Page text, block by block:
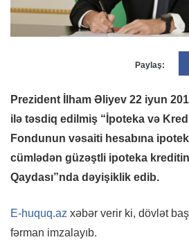
Paylaş:
Prezident İlham Əliyev 22 iyun
ilə təsdiq edilmiş “İpoteka və
Fondunun vəsaiti hesabına
cümlədən güzəştli ipoteka
Qaydası”nda dəyişiklik edib.
E-huquq.az xəbər verir ki, dövlət
fərman imzalayıb.